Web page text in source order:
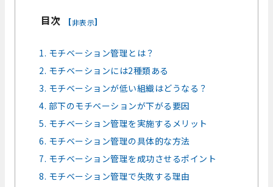
目次 [非表示]
1. モチベーション管理とは？
2. モチベーションには2種類ある
3. モチベーションが低い組織はどうなる？
4. 部下のモチベーションが下がる要因
5. モチベーション管理を実施するメリット
6. モチベーション管理の具体的な方法
7. モチベーション管理を成功させるポイント
8. モチベーション管理で失敗する理由